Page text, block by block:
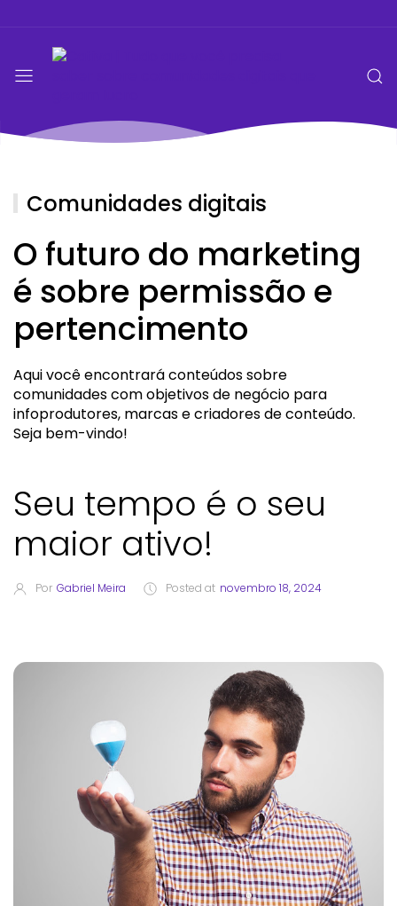
Comunidades digitais
O futuro do marketing
é sobre permissão e
pertencimento
Aqui você encontrará conteúdos sobre
comunidades com objetivos de negócio para
infoprodutores, marcas e criadores de conteúdo.
Seja bem-vindo!
Seu tempo é o seu
maior ativo!
Por Gabriel Meira Posted at novembro 18, 2024